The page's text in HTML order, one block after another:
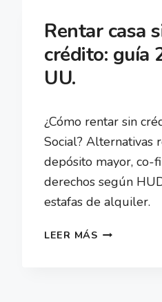
EN
EE.
2026
Rentar casa
crédito: guía
UU.
¿Cómo rentar sin
Social? Alternativas
depósito mayor, co-
derechos según
estafas de alquiler.
LEER MÁSRENTAR